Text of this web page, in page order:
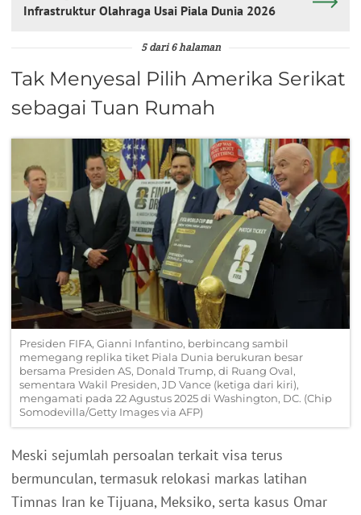
Infrastruktur Olahraga Usai Piala Dunia 2026
5 dari 6 halaman
Tak Menyesal Pilih Amerika Serikat
sebagai Tuan Rumah
Presiden FIFA, Gianni Infantino, berbincang sambil
memegang replika tiket Piala Dunia berukuran besar
bersama Presiden AS, Donald Trump, di Ruang Oval,
sementara Wakil Presiden, JD Vance (ketiga dari kiri),
mengamati pada 22 Agustus 2025 di Washington, DC. (Chip
Somodevilla/Getty Images via AFP)
Meski sejumlah persoalan terkait visa terus
bermunculan, termasuk relokasi markas latihan
Timnas Iran ke Tijuana, Meksiko, serta kasus Omar